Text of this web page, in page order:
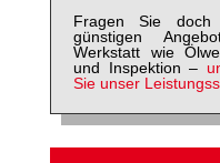
Fragen Sie
günstigen
Werkstatt wie
und Inspektion –
Sie unser